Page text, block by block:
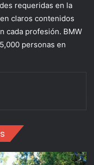
requeridas en la
claros contenidos
cada profesión. BMW
personas en